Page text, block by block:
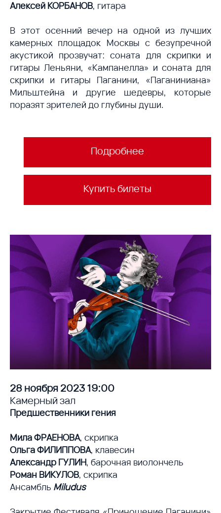
Алексей КОРБАНОВ, гитара
В этот осенний вечер на одной из лучших
камерных площадок Москвы с безупречной
акустикой прозвучат: соната для скрипки и
гитары Леньяни, «Кампанелла» и соната для
скрипки и гитары Паганини, «Паганиниана»
Мильштейна и другие шедевры, которые
поразят зрителей до глубины души.
Подробнее
Купить билеты
28 ноября 2023 19:00
Камерный зал
Предшественники гения
Мила ФРАЕНОВА, скрипка
Ольга ФИЛИППОВА, клавесин
Александр ГУЛИН, барочная виолончель
Роман ВИКУЛОВ, скрипка
Ансамбль Miludus